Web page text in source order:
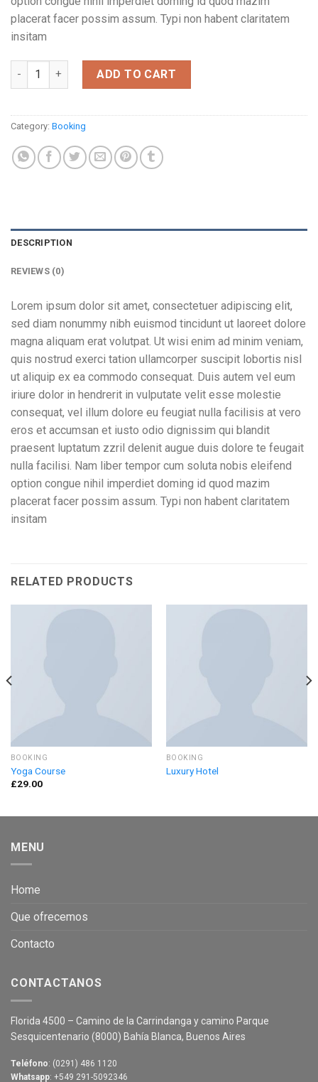
placerat facer possim assum. Typi non habent claritatem
insitam
Weekend Wine Course quantity
ADD TO CART
Category: Booking
DESCRIPTION
REVIEWS (0)
Lorem ipsum dolor sit amet, consectetuer adipiscing elit,
sed diam nonummy nibh euismod tincidunt ut laoreet dolore
magna aliquam erat volutpat. Ut wisi enim ad minim veniam,
quis nostrud exerci tation ullamcorper suscipit lobortis nisl
ut aliquip ex ea commodo consequat. Duis autem vel eum
iriure dolor in hendrerit in vulputate velit esse molestie
consequat, vel illum dolore eu feugiat nulla facilisis at vero
eros et accumsan et iusto odio dignissim qui blandit
praesent luptatum zzril delenit augue duis dolore te feugait
nulla facilisi. Nam liber tempor cum soluta nobis eleifend
option congue nihil imperdiet doming id quod mazim
placerat facer possim assum. Typi non habent claritatem
insitam
RELATED PRODUCTS
BOOKING
Yoga Course
£29.00
BOOKING
Luxury Hotel
MENU
Home
Que ofrecemos
Contacto
CONTACTANOS
Florida 4500 – Camino de la Carrindanga y camino Parque
Sesquicentenario (8000) Bahía Blanca, Buenos Aires
Teléfono: (0291) 486 1120
Whatsapp: +549 291-5092346